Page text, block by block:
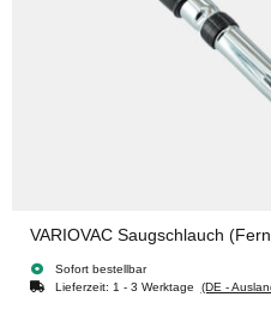
VARIOVAC Saugschlauch
Sofort bestellbar
Lieferzeit: 1 - 3 Werktage (DE -